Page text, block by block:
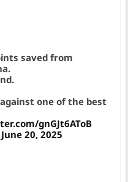
saved from
one of the best
gnGJt6AToB
June 20, 2025